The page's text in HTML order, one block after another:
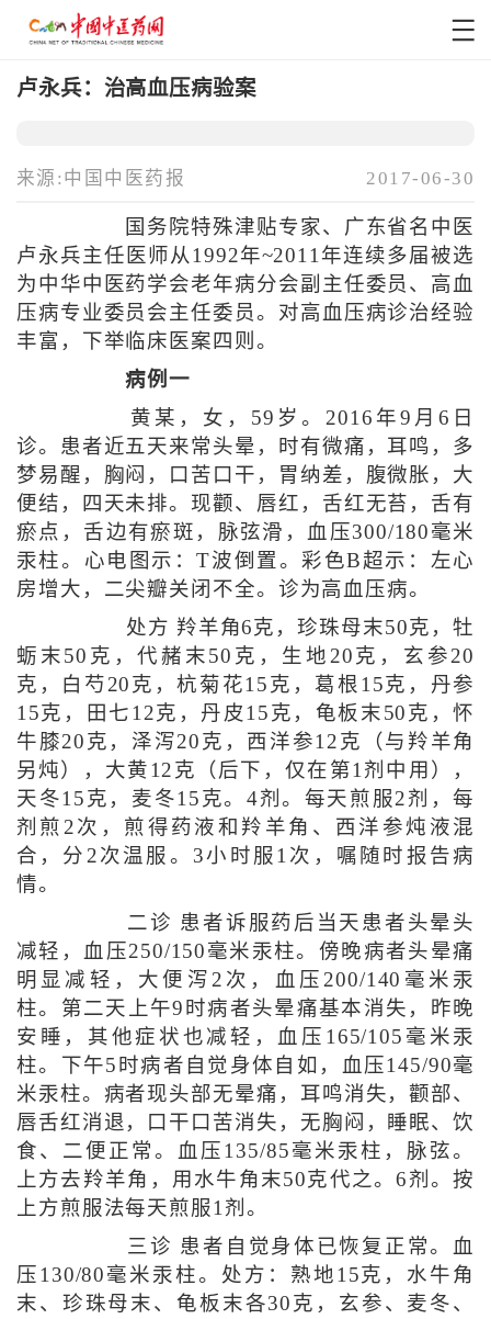
卢永兵：治高血压病验案
来源:中国中医药报 2017-06-30
国务院特殊津贴专家、广东省名中医
卢永兵主任医师从1992年~2011年连续多届被选
为中华中医药学会老年病分会副主任委员、高血
压病专业委员会主任委员。对高血压病诊治经验
丰富，下举临床医案四则。
病例一
黄某，女，59岁。2016年9月6日
诊。患者近五天来常头晕，时有微痛，耳鸣，多
梦易醒，胸闷，口苦口干，胃纳差，腹微胀，大
便结，四天未排。现颧、唇红，舌红无苔，舌有
瘀点，舌边有瘀斑，脉弦滑，血压300/180毫米
汞柱。心电图示：T波倒置。彩色B超示：左心
房增大，二尖瓣关闭不全。诊为高血压病。
处方 羚羊角6克，珍珠母末50克，牡
蛎末50克，代赭末50克，生地20克，玄参20
克，白芍20克，杭菊花15克，葛根15克，丹参
15克，田七12克，丹皮15克，龟板末50克，怀
牛膝20克，泽泻20克，西洋参12克（与羚羊角
另炖），大黄12克（后下，仅在第1剂中用），
天冬15克，麦冬15克。4剂。每天煎服2剂，每
剂煎2次，煎得药液和羚羊角、西洋参炖液混
合，分2次温服。3小时服1次，嘱随时报告病
情。
二诊 患者诉服药后当天患者头晕头
减轻，血压250/150毫米汞柱。傍晚病者头晕痛
明显减轻，大便泻2次，血压200/140毫米汞
柱。第二天上午9时病者头晕痛基本消失，昨晚
安睡，其他症状也减轻，血压165/105毫米汞
柱。下午5时病者自觉身体自如，血压145/90毫
米汞柱。病者现头部无晕痛，耳鸣消失，颧部、
唇舌红消退，口干口苦消失，无胸闷，睡眠、饮
食、二便正常。血压135/85毫米汞柱，脉弦。
上方去羚羊角，用水牛角末50克代之。6剂。按
上方煎服法每天煎服1剂。
三诊 患者自觉身体已恢复正常。血
压130/80毫米汞柱。处方：熟地15克，水牛角
末、珍珠母末、龟板末各30克，玄参、麦冬、